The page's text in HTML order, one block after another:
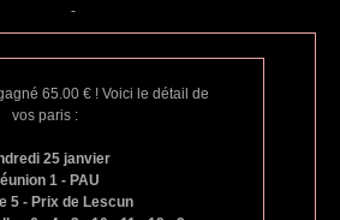
-
65.00 € ! Voici le détail de
vos paris :
25 janvier
1 - PAU
5 - Prix de Lescun